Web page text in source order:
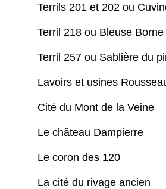
Terrils 201 et 202 ou
Terril 218 ou Bleuse
Terril 257 ou Sablière du
Lavoirs et usines
Cité du Mont de la Veine
Le château Dampierre
Le coron des 120
La cité du rivage ancien